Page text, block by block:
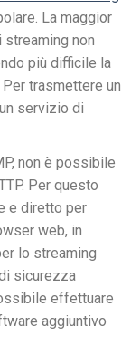
La maggior
non
più difficile la
trasmettere un
servizio di
non è possibile
Per questo
e diretto per
web, in
lo streaming
sicurezza
effettuare
aggiuntivo